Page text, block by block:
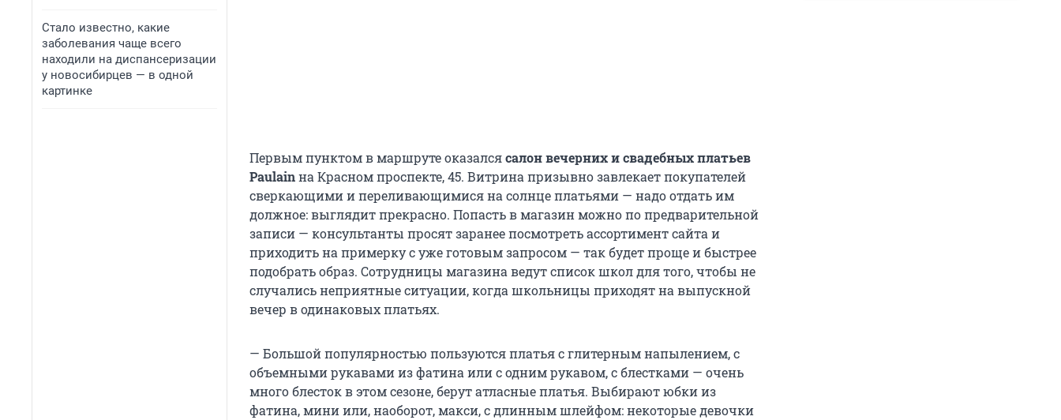
Стало известно, какие
заболевания чаще всего
находили на диспансеризации
у новосибирцев — в одной
картинке
Первым пунктом в маршруте оказалсясалон вечерних и свадебных платьев
Paulainна Красном проспекте, 45. Витрина призывно завлекает покупателей
сверкающими и переливающимися на солнце платьями — надо отдать им
должное: выглядит прекрасно. Попасть в магазин можно по предварительной
записи — консультанты просят заранее посмотреть ассортимент сайта и
приходить на примерку с уже готовым запросом — так будет проще и быстрее
подобрать образ. Сотрудницы магазина ведут список школ для того, чтобы не
случались неприятные ситуации, когда школьницы приходят на выпускной
вечер в одинаковых платьях.
— Большой популярностью пользуются платья с глитерным напылением, с
объемными рукавами из фатина или с одним рукавом, с блестками — очень
много блесток в этом сезоне, берут атласные платья. Выбирают юбки из
фатина, мини или, наоборот, макси, с длинным шлейфом: некоторые девочки